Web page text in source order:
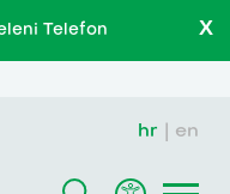
Telefon X
hr en